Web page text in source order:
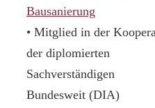
Bausanierung
• Mitglied in der
der diplomierten
Sachverständigen
Bundesweit (DIA)